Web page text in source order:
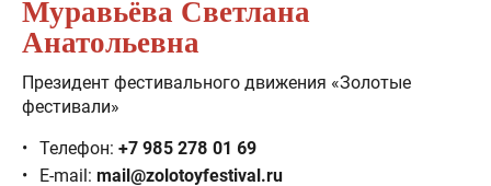
Муравьёва Светлана
Анатольевна
Президент фестивального движения «Золотые
фестивали»
Телефон: +7 985 278 01 69
E-mail: mail@zolotoyfestival.ru